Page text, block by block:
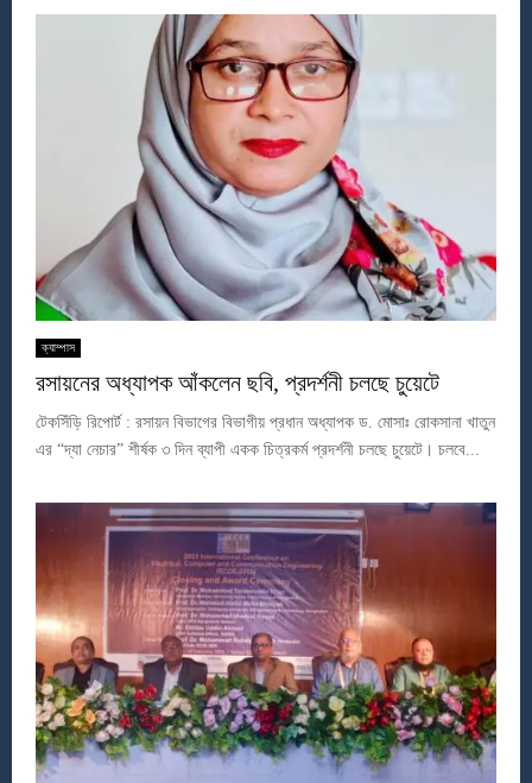
ক্যাম্পাস
রসায়নের অধ্যাপক আঁকলেন ছবি, প্রদর্শনী চলছে চুয়েটে
টেকসিঁড়ি রিপোর্ট : রসায়ন বিভাগের বিভাগীয় প্রধান অধ্যাপক ড. মোসাঃ রোকসানা খাতুন
এর “দ্যা নেচার” শীর্ষক ৩ দিন ব্যাপী একক চিত্রকর্ম প্রদর্শনী চলছে চুয়েটে। চলবে...